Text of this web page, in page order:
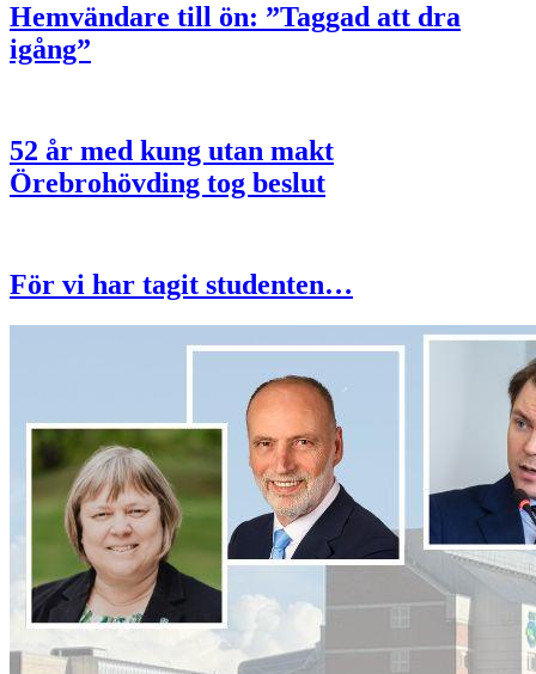
Hemvändare till ön: ”Taggad att dra
igång”
52 år med kung utan makt
Örebrohövding tog beslut
För vi har tagit studenten…